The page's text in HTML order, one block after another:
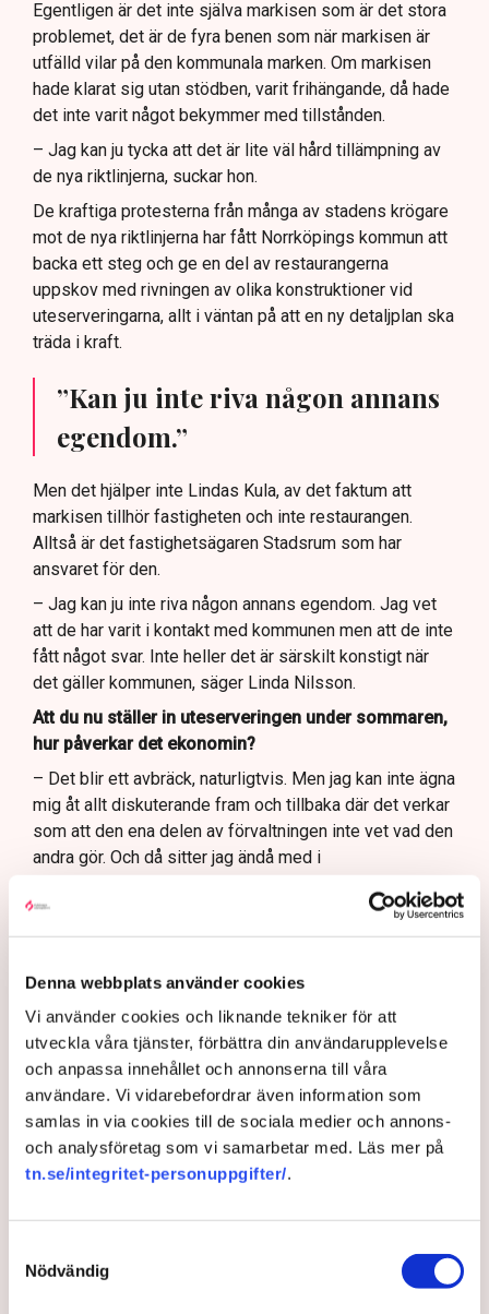
Denna webbplats använder cookies
Vi använder cookies och liknande tekniker för att
utveckla våra tjänster, förbättra din användarupplevelse
och anpassa innehållet och annonserna till våra
användare. Vi vidarebefordrar även information som
samlas in via cookies till de sociala medier och annons-
och analysföretag som vi samarbetar med. Läs mer på
tn.se/integritet-personuppgifter/.
Nödvändig
Egentligen är det inte själva markisen som är det stora
problemet, det är de fyra benen som när markisen är
utfälld vilar på den kommunala marken. Om markisen
hade klarat sig utan stödben, varit frihängande, då hade
det inte varit något bekymmer med tillstånden.
– Jag kan ju tycka att det är lite väl hård tillämpning av
de nya riktlinjerna, suckar hon.
De kraftiga protesterna från många av stadens krögare
mot de nya riktlinjerna har fått Norrköpings kommun att
backa ett steg och ge en del av restaurangerna
uppskov med rivningen av olika konstruktioner vid
uteserveringarna, allt i väntan på att en ny detaljplan ska
träda i kraft.
”Kan ju inte riva någon annans
egendom.”
Men det hjälper inte Lindas Kula, av det faktum att
markisen tillhör fastigheten och inte restaurangen.
Alltså är det fastighetsägaren Stadsrum som har
ansvaret för den.
– Jag kan ju inte riva någon annans egendom. Jag vet
att de har varit i kontakt med kommunen men att de inte
fått något svar. Inte heller det är särskilt konstigt när
det gäller kommunen, säger Linda Nilsson.
Att du nu ställer in uteserveringen under sommaren,
hur påverkar det ekonomin?
– Det blir ett avbräck, naturligtvis. Men jag kan inte ägna
mig åt allt diskuterande fram och tillbaka där det verkar
som att den ena delen av förvaltningen inte vet vad den
andra gör. Och då sitter jag ändå med i
detaljplanen ska tas och ser att det där finns noll
förståelse för hur det är att vara företagare.
TN har sökt företrädare för fastighetsägaren
Ett företagsklimat i nedförsbacke
Det stupar neråt. Företagens syn på
företagsklimatet har placerat Norrköping långt ner i
Svenskt Näringslivs ranking över företagsklimatet.
Nu vill kommunen vända nedgången. ”Vi måste
På kartan över det lokala företagsklimatet i Sverige